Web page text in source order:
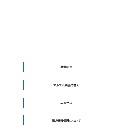
事業紹介
マルエム商会で働く
ニュース
個人情報保護について